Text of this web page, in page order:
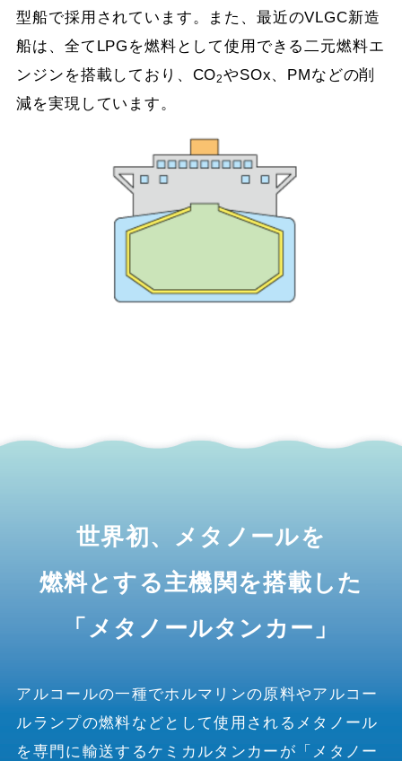
型船で採用されています。また、最近のVLGC新造
船は、全てLPGを燃料として使用できる二元燃料エ
ンジンを搭載しており、CO2やSOx、PMなどの削
減を実現しています。
世界初、メタノールを
燃料とする主機関を搭載した
「メタノールタンカー」
アルコールの一種でホルマリンの原料やアルコー
ルランプの燃料などとして使用されるメタノール
を専門に輸送するケミカルタンカーが「メタノー